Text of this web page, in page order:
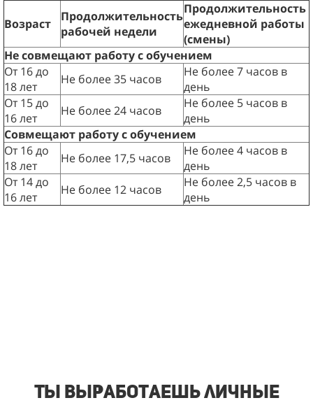
Возраст
Продолжительность
рабочей недели
Продолжительность
ежедневной работы
(смены)
Не совмещают работу с обучением
От 16 до
18 лет
Не более 35 часов
Не более 7 часов в
день
От 15 до
16 лет
Не более 24 часов
Не более 5 часов в
день
Совмещают работу с обучением
От 16 до
18 лет
Не более 17,5 часов
Не более 4 часов в
день
От 14 до
16 лет
Не более 12 часов
Не более 2,5 часов в
день
Ты выработаешь личные